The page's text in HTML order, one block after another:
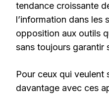
tendance croissante
l’information dans les
opposition aux outils
sans toujours garantir
Pour ceux qui veulent
davantage avec ces